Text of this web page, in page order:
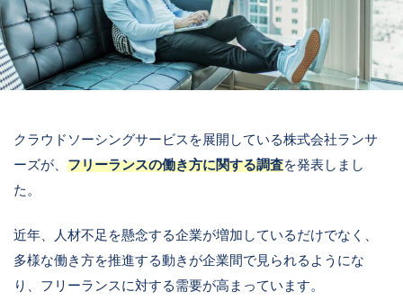
クラウドソーシングサービスを展開している株式会社ランサ
ーズが、 フリーランスの働き方に関する調査を発表しまし
た。
近年、人材不足を懸念する企業が増加しているだけでなく、
多様な働き方を推進する動きが企業間で見られるようにな
り、フリーランスに対する需要が高まっています。